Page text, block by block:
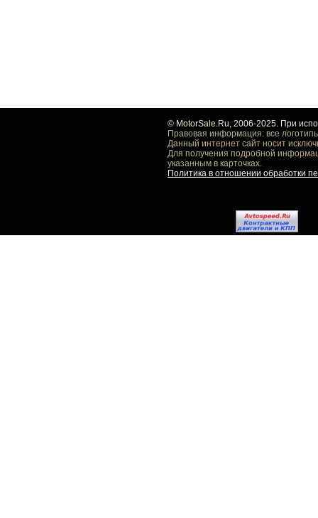
© MotorSale.Ru, 2006-2025. При
Правовая информация: все
Данный интернет сайт носит
Для получения подробной
указанным в карточках.
Политика в отношении обработки